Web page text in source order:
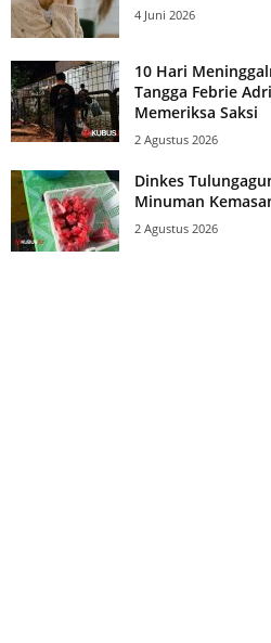
4 Juni 2026
10 Hari
Tangga Febrie
Memeriksa Saksi
2 Agustus 2026
Dinkes
Minuman
2 Agustus 2026